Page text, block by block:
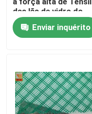
Casa
Sobre nós
das lãs de vidro do
apoio
Enviar inquérito